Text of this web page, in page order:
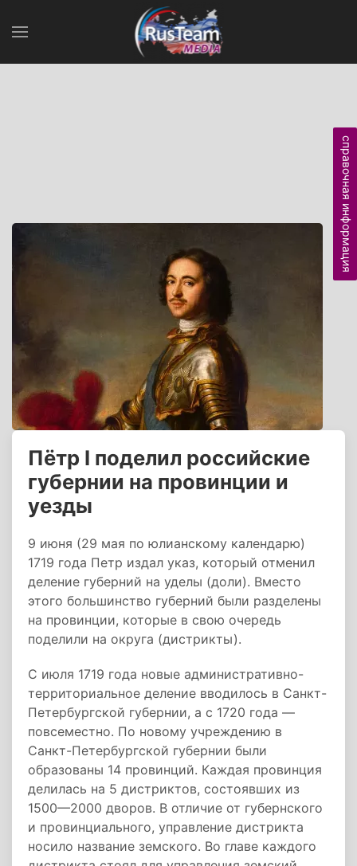
Пётр I поделил российские
губернии на провинции и
уезды
9 июня (29 мая по юлианскому календарю)
1719 года Петр издал указ, который отменил
деление губерний на уделы (доли). Вместо
этого большинство губерний были разделены
на провинции, которые в свою очередь
поделили на округа (дистрикты).
С июля 1719 года новые административно-
территориальное деление вводилось в Санкт-
Петербургской губернии, а с 1720 года —
повсеместно. По новому учреждению в
Санкт-Петербургской губернии были
образованы 14 провинций. Каждая провинция
делилась на 5 дистриктов, состоявших из
1500—2000 дворов. В отличие от губернского
и провинциального, управление дистрикта
носило название земского. Во главе каждого
справочная информация